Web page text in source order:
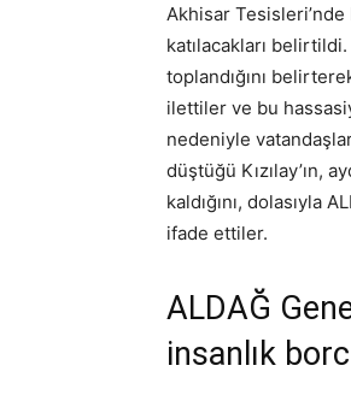
Akhisar Tesisleri’nde
katılacakları
toplandığını
ilettiler ve bu
nedeniyle
düştüğü Kızılay’ın,
kaldığını, dolasıyla
ifade ettiler.
ALDAĞ
insanlık